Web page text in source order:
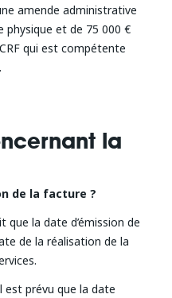
amende administrative
physique et de 75 000 €
qui est compétente
la
de la facture ?
que la date d’émission de
de la réalisation de la
est prévu que la date